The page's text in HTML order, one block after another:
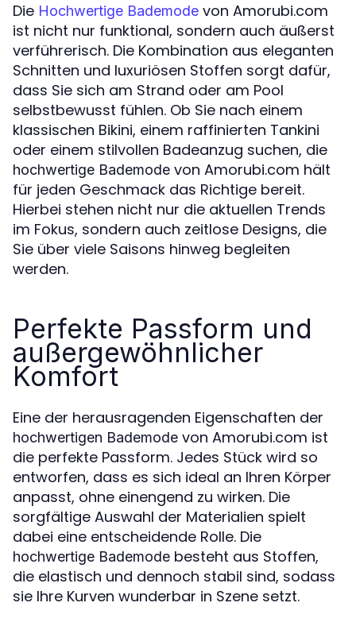
Die Hochwertige Bademode von Amorubi.com
ist nicht nur funktional, sondern auch äußerst
verführerisch. Die Kombination aus eleganten
Schnitten und luxuriösen Stoffen sorgt dafür,
dass Sie sich am Strand oder am Pool
selbstbewusst fühlen. Ob Sie nach einem
klassischen Bikini, einem raffinierten Tankini
oder einem stilvollen Badeanzug suchen, die
hochwertige Bademode von Amorubi.com hält
für jeden Geschmack das Richtige bereit.
Hierbei stehen nicht nur die aktuellen Trends
im Fokus, sondern auch zeitlose Designs, die
Sie über viele Saisons hinweg begleiten
werden.
Perfekte Passform und
außergewöhnlicher
Komfort
Eine der herausragenden Eigenschaften der
hochwertigen Bademode von Amorubi.com ist
die perfekte Passform. Jedes Stück wird so
entworfen, dass es sich ideal an Ihren Körper
anpasst, ohne einengend zu wirken. Die
sorgfältige Auswahl der Materialien spielt
dabei eine entscheidende Rolle. Die
hochwertige Bademode besteht aus Stoffen,
die elastisch und dennoch stabil sind, sodass
sie Ihre Kurven wunderbar in Szene setzt.